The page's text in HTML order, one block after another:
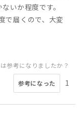
いか程度です。
で届くので、大変
参考になりましたか？
参考になった 1